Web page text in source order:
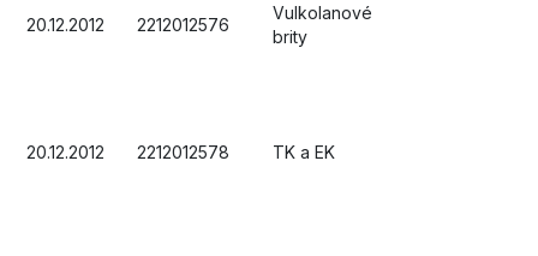
20.12.2012 2212012576
Vulkolanové
brity
20.12.2012 2212012578 TK a EK